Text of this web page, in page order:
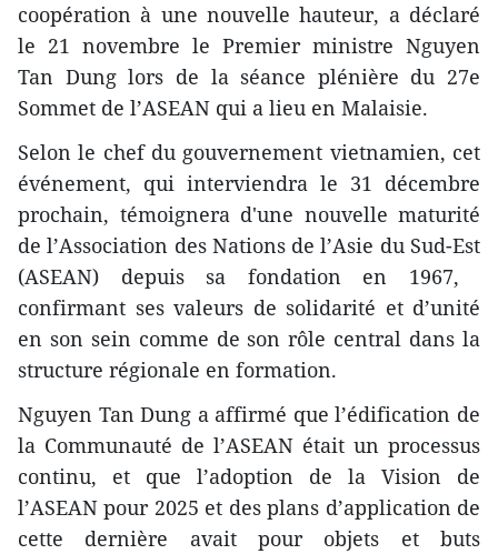
coopération à une nouvelle hauteur, a déclaré
le 21 novembre le Premier ministre Nguyen
Tan Dung lors de la séance plénière du 27e
Sommet de l’ASEAN qui a lieu en Malaisie.
Selon le chef du gouvernement vietnamien, cet
événement, qui interviendra le 31 décembre
prochain, témoignera ​d'une nouvelle maturité
de l’Association des Nations de l’Asie du Sud-Est
(ASEAN) depuis sa fondation en 1967, ​
confirmant ses valeurs de solidarité et d’unité
en son sein ​comme de son rôle central dans la
structure régionale en formation.
Nguyen Tan Dung a affirmé que l’édification de
la Communauté de l’ASEAN était un processus
continu, et que l’adoption de la Vision de
l’ASEAN pour 2025 et des plans d’application de
cette dernière ​avait pour objets et buts